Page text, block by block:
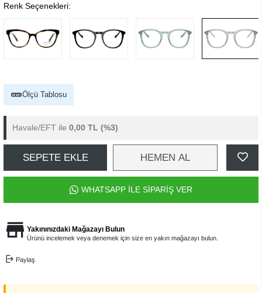
Renk Seçenekleri:
Ölçü Tablosu
Havale/EFT ile 0,00 TL (%3)
SEPETE EKLE HEMEN AL
WHATSAPP İLE SİPARİŞ VER
Yakınınızdaki Mağazayı Bulun
Ürünü incelemek veya denemek için size en yakın mağazayı bulun.
Paylaş